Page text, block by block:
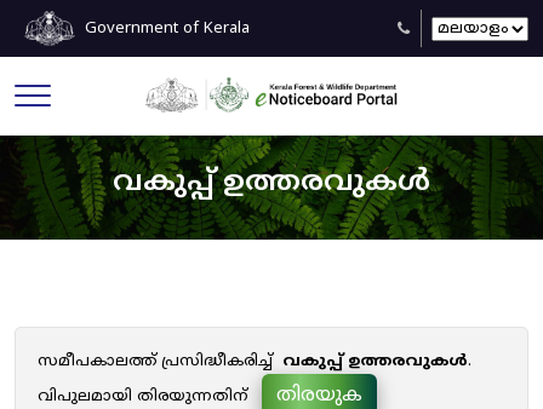
Government of Kerala
വകുപ്പ് ഉത്തരവുകൾ
സമീപകാലത്ത് പ്രസിദ്ധീകരിച്ച് വകുപ്പ് ഉത്തരവുകൾ.
വിപുലമായി തിരയുന്നതിന്
തിരയുക